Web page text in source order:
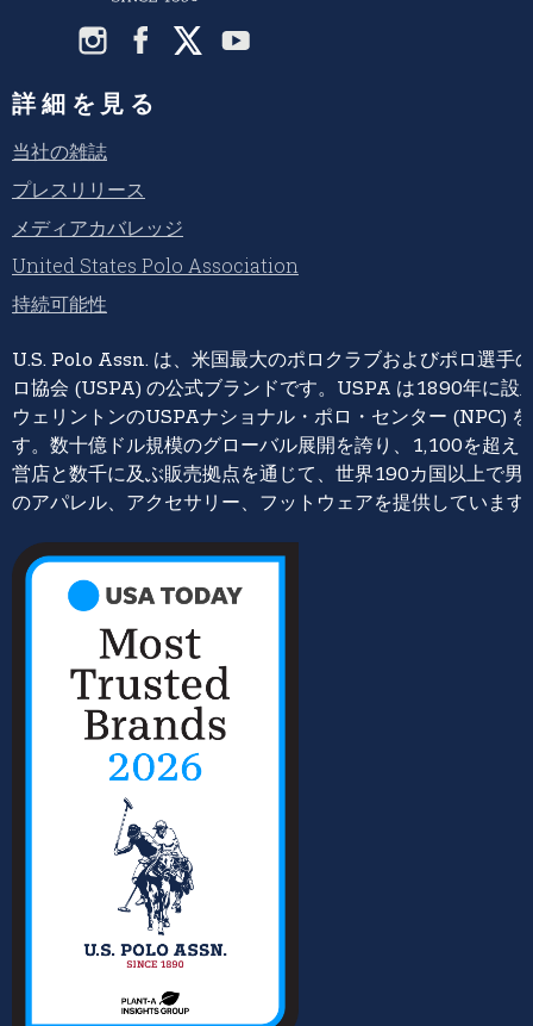
詳細を見る
当社の雑誌
プレスリリース
メディアカバレッジ
United States Polo Association
持続可能性
U.S. Polo Assn. は、米国最大のポロクラブおよびポロ選手
ロ協会 (USPA) の公式ブランドです。USPA は1890年に設
ウェリントンのUSPAナショナル・ポロ・センター (NPC)
す。数十億ドル規模のグローバル展開を誇り、1,100を超え
営店と数千に及ぶ販売拠点を通じて、世界190カ国以上で男
のアパレル、アクセサリー、フットウェアを提供しています